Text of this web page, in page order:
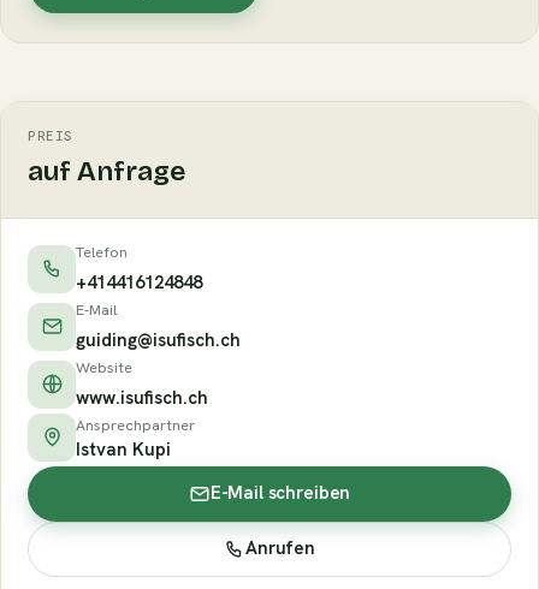
PREIS
auf Anfrage
Telefon
+414416124848
E-Mail
guiding@isufisch.ch
Website
www.isufisch.ch
Ansprechpartner
Istvan Kupi
E-Mail schreiben
Anrufen